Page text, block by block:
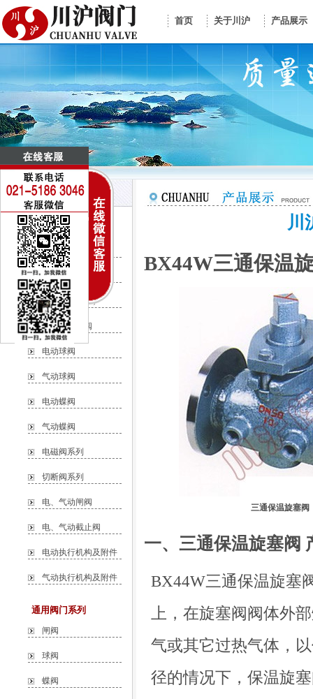
首页 关于川沪 产品展示
控制阀门系列
电动调节阀
气动调节阀
CV3000调节阀
自力式调节阀
电动球阀
气动球阀
电动蝶阀
气动蝶阀
电磁阀系列
切断阀系列
电、气动闸阀
电、气动截止阀
电动执行机构及附件
气动执行机构及附件
通用阀门系列
闸阀
球阀
蝶阀
川
BX44W三通保温
三通保温旋塞阀
一、三通保温旋塞阀
BX44W三通保温旋塞
上，在旋塞阀阀体外
气或其它过热气体，
径的情况下，保温旋